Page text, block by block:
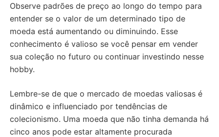
Observe padrões de preço ao longo do tempo para
entender se o valor de um determinado tipo de
moeda está aumentando ou diminuindo. Esse
conhecimento é valioso se você pensar em vender
sua coleção no futuro ou continuar investindo nesse
hobby.
Lembre-se de que o mercado de moedas valiosas é
dinâmico e influenciado por tendências de
colecionismo. Uma moeda que não tinha demanda há
cinco anos pode estar altamente procurada